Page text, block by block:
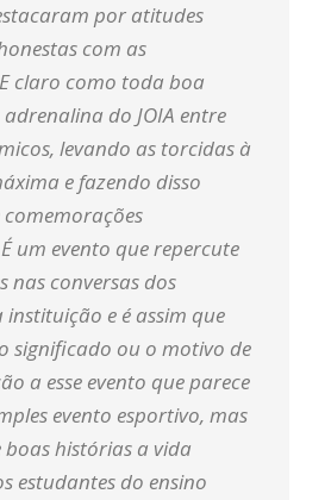
por atitudes
com as
claro como toda boa
do JOIA entre
levando as torcidas à
e fazendo disso
um evento que repercute
nas conversas dos
e é assim que
significado ou o motivo de
a esse evento que parece
evento esportivo, mas
histórias a vida
estudantes do ensino